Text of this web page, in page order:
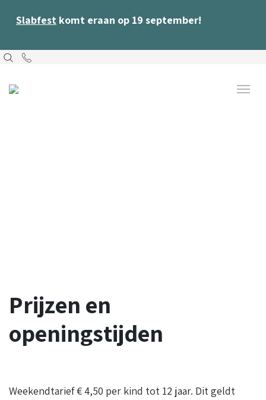
Slabfestkomt eraan op 19 september!
Prijzen en
openingstijden
Weekendtarief € 4,50 per kind tot 12 jaar. Dit geldt